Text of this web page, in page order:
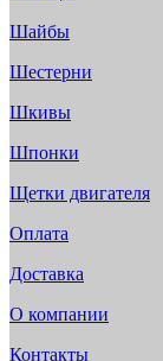
Шайбы
Шестерни
Шкивы
Шпонки
Щетки двигателя
Оплата
Доставка
О компании
Контакты